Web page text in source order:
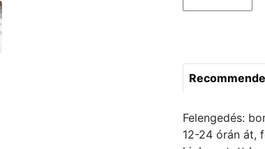
Felengedés:
12-24 órán át,